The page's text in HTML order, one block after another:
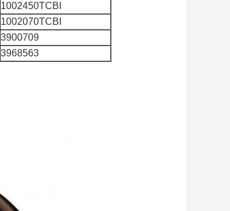
1002450TCBI
1002070TCBI
3900709
3968563